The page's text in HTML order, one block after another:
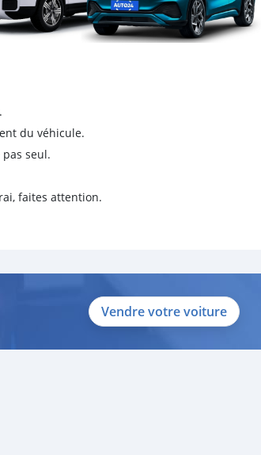
du véhicule.
seul.
faites attention.
Vendre votre voiture